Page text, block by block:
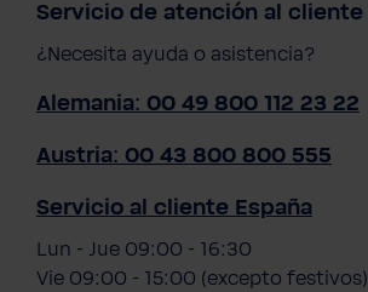
Servicio de atención al cliente
¿Necesita ayuda o asistencia?
Alemania: 00 49 800 112 23 22
Austria: 00 43 800 800 555
Servicio al cliente España
Lun - Jue 09:00 - 16:30
Vie 09:00 - 15:00 (excepto festivos)